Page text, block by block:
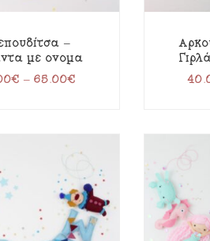
–
με όνομα
€ – 65.00€